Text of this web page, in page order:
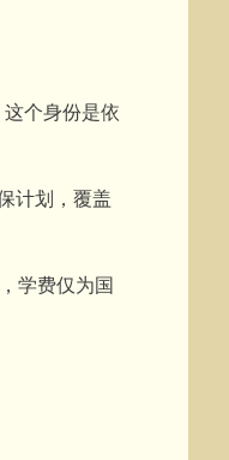
个身份是依
计划，覆盖
学费仅为国